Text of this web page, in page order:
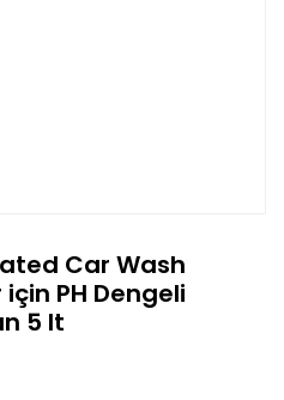
Car Wash
PH Dengeli
5 lt